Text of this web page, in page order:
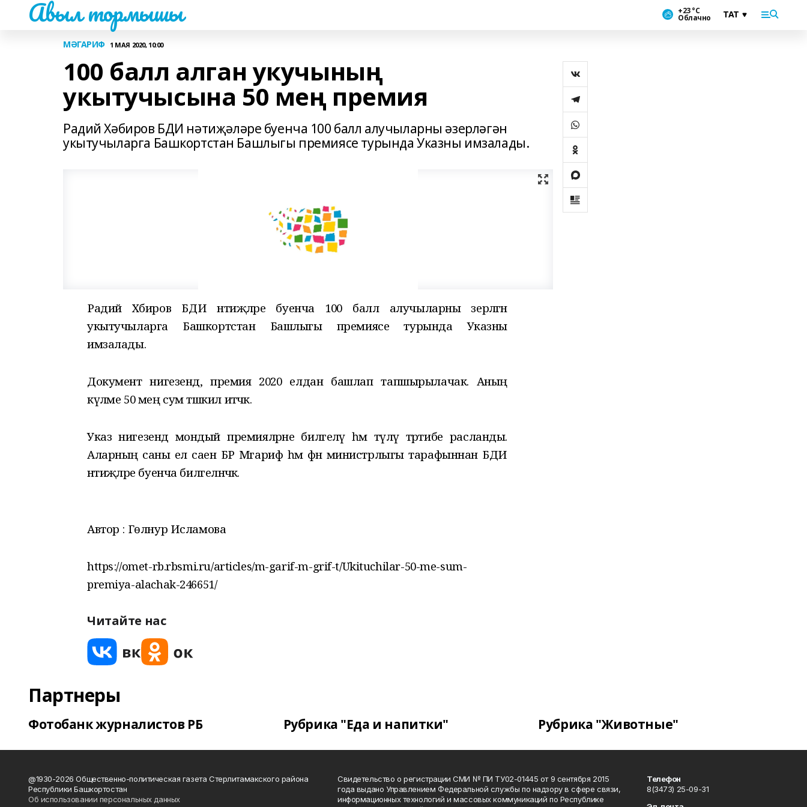
Авыл тормышы +23 °С
Облачно
МӘГАРИФ 1 МАЯ 2020, 10:00
100 балл алган укучының
укытучысына 50 мең премия
Радий Хәбиров БДИ нәтиҗәләре буенча 100 балл алучыларны әзерләгән
укытучыларга Башкортстан Башлыгы премиясе турында Указны имзалады.
Радий Хәбиров БДИ нәтиҗәләре буенча 100 балл алучыларны әзерләгән
укытучыларга Башкортстан Башлыгы премиясе турында Указны
имзалады.
Документ нигезендә, премия 2020 елдан башлап тапшырылачак. Аның
күләме 50 мең сум тәшкил итәчәк.
Указ нигезендә мондый премияләрне билгеләү һәм түләү тәртибе расланды.
Аларның саны ел саен БР Мәгариф һәм фән министрлыгы тарафыннан БДИ
нәтиҗәләре буенча билгеләнәчәк.
Автор : Гөлнур Исламова
https://omet-rb.rbsmi.ru/articles/m-garif-m-grif-t/Ukituchilar-50-me-sum-
premiya-alachak-246651/
Читайте нас
Партнеры
Фотобанк журналистов РБ Рубрика "Еда и напитки" Рубрика "Животные"
@1930-2026 Общественно-политическая газета Стерлитамакского района
Республики Башкортостан
Об использовании персональных данных
Свидетельство о регистрации СМИ № ПИ ТУ02-01445 от 9 сентября 2015
года выдано Управлением Федеральной службы по надзору в сфере связи,
информационных технологий и массовых коммуникаций по Республике
Телефон
8(3473) 25-09-31